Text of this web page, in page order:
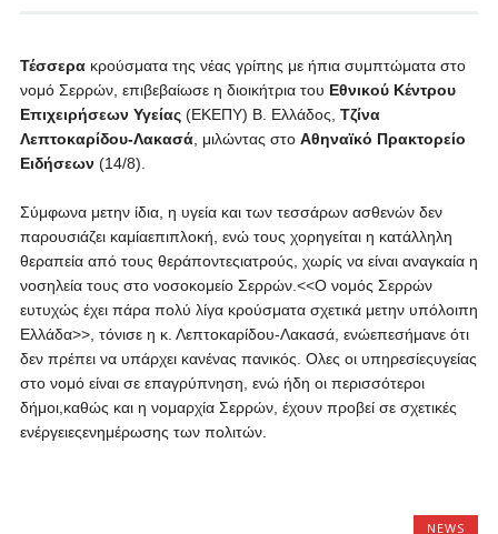
Τέσσερακρούσματα της νέας γρίπης με ήπια συμπτώματα στο
νομό Σερρών, επιβεβαίωσε η διοικήτρια του Εθνικού Κέντρου
Επιχειρήσεων Υγείας(ΕΚΕΠΥ) Β. Ελλάδος, Τζίνα
Λεπτοκαρίδου-Λακασά, μιλώντας στο Αθηναϊκό Πρακτορείο
Ειδήσεων (14/8).
Σύμφωνα μετην ίδια, η υγεία και των τεσσάρων ασθενών δεν
παρουσιάζει καμίαεπιπλοκή, ενώ τους χορηγείται η κατάλληλη
θεραπεία από τους θεράποντεςιατρούς, χωρίς να είναι αναγκαία η
νοσηλεία τους στο νοσοκομείο Σερρών.<<Ο νομός Σερρών
ευτυχώς έχει πάρα πολύ λίγα κρούσματα σχετικά μετην υπόλοιπη
Ελλάδα>>, τόνισε η κ. Λεπτοκαρίδου-Λακασά, ενώεπεσήμανε ότι
δεν πρέπει να υπάρχει κανένας πανικός. Ολες οι υπηρεσίεςυγείας
στο νομό είναι σε επαγρύπνηση, ενώ ήδη οι περισσότεροι
δήμοι,καθώς και η νομαρχία Σερρών, έχουν προβεί σε σχετικές
ενέργειεςενημέρωσης των πολιτών.
NEWS